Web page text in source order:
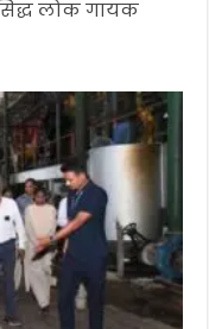
लोक गायक